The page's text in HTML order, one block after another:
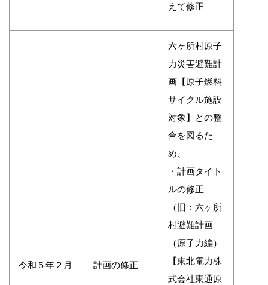
えて修正
令和５年２月 計画の修正
六ヶ所村原子
力災害避難計
画【原子燃料
サイクル施設
対象】との整
合を図るた
め、
・計画タイト
ルの修正
（旧：六ヶ所
村避難計画
（原子力編）
【東北電力株
式会社東通原